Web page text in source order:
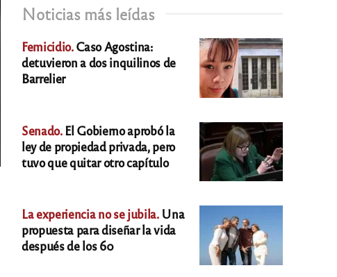
Noticias más leídas
Femicidio.Caso Agostina:
detuvieron a dos inquilinos de
Barrelier
Senado.El Gobierno aprobó la
ley de propiedad privada, pero
tuvo que quitar otro capítulo
La experiencia no se jubila.Una
propuesta para diseñar la vida
después de los 60